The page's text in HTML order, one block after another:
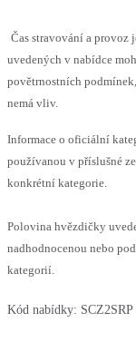
Čas stravování a
uvedených v nabídce
povětrnostních
nemá vliv.
Informace o oficiální
používanou v příslušné
konkrétní kategorie.
Polovina hvězdičky
nadhodnocenou nebo
kategorií.
Kód nabídky: SCZ2SRP